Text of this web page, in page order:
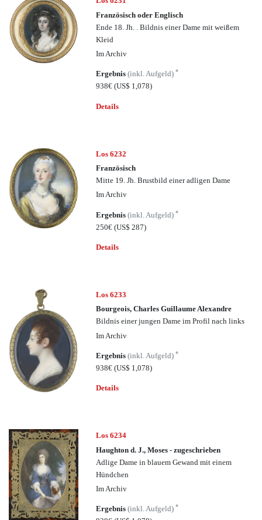
Französisch oder Englisch
Ende 18. Jh. . Bildnis einer Dame mit weißem
Kleid
Im Archiv
Ergebnis(inkl. Aufgeld)*
938€(US$ 1,078)
Details
Los 6232
Französisch
Mitte 19. Jh. Brustbild einer adligen Dame
Im Archiv
Ergebnis(inkl. Aufgeld)*
250€(US$ 287)
Details
Los 6233
Bourgeois, Charles Guillaume Alexandre
Bildnis einer jungen Dame im Profil nach links
Im Archiv
Ergebnis(inkl. Aufgeld)*
938€(US$ 1,078)
Details
Los 6234
Haughton d. J., Moses - zugeschrieben
Adlige Dame in blauem Gewand mit einem
Hündchen
Im Archiv
Ergebnis(inkl. Aufgeld)*